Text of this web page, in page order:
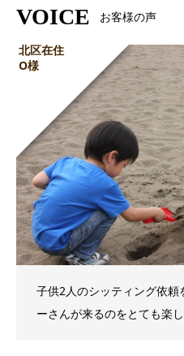
VOICE お客様の声
北区在住
O様
子供2人のシッティング依
ーさんが来るのをとても楽